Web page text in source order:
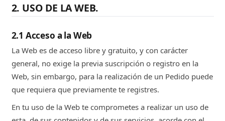
2. USO DE LA WEB.
2.1 Acceso a la Web
La Web es de acceso libre y gratuito, y con carácter
general, no exige la previa suscripción o registro en la
Web, sin embargo, para la realización de un Pedido puede
que requiera que previamente te registres.
En tu uso de la Web te comprometes a realizar un uso de